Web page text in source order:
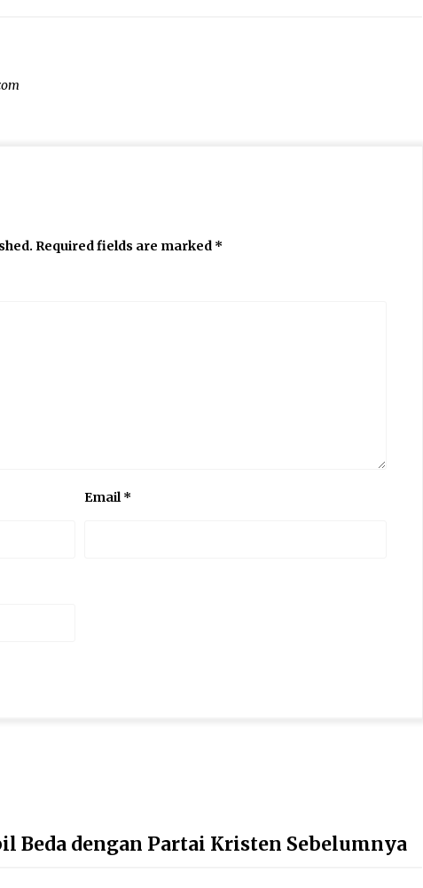
Required fields are marked *
Email*
Beda dengan Partai Kristen Sebelumnya